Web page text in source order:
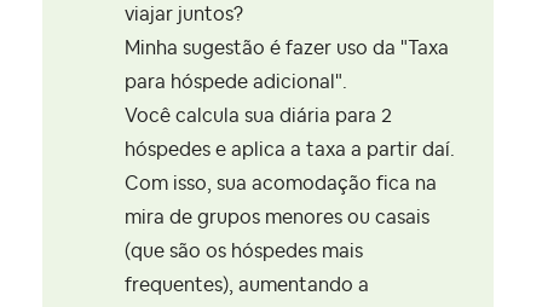
viajar juntos?
Minha sugestão é fazer uso da "Taxa
para hóspede adicional".
Você calcula sua diária para 2
hóspedes e aplica a taxa a partir daí.
Com isso, sua acomodação fica na
mira de grupos menores ou casais
(que são os hóspedes mais
frequentes), aumentando a